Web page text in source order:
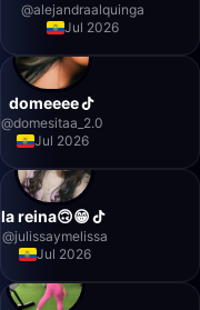
@alejandraalquinga
Jul 2026
domeeee
@domesitaa_2.0
Jul 2026
la reina🙃😁
@julissaymelissa
Jul 2026